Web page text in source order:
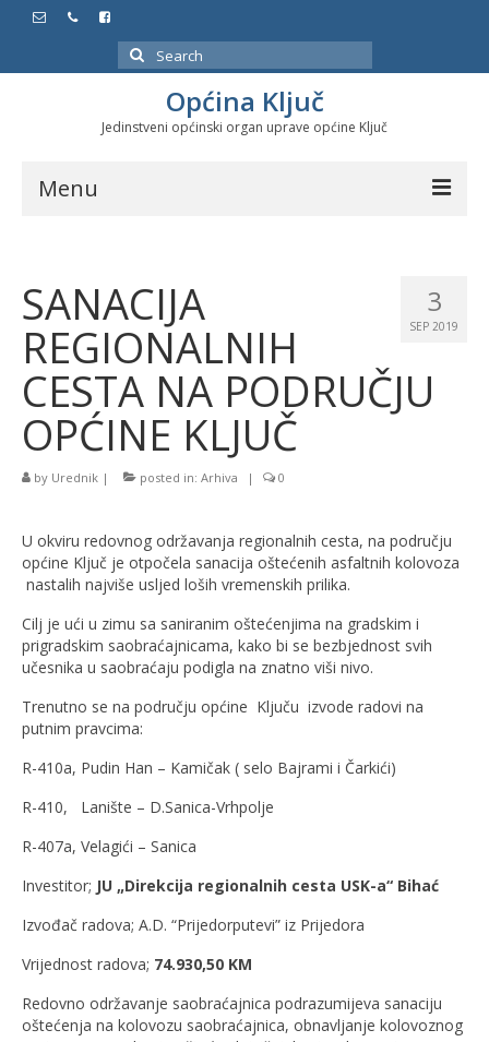
Search
for:
Općina Ključ
Jedinstveni općinski organ uprave općine Ključ
Menu
Službeni glasnici
Javne nabavke
Značajni datumi i manifestacije
Program energetske efikasnosti u stambenom
sektoru
3
SEP 2019
SANACIJA
REGIONALNIH
CESTA NA PODRUČJU
OPĆINE KLJUČ
by Urednik | posted in: Arhiva | 0
U okviru redovnog održavanja regionalnih cesta, na području
općine Ključ je otpočela sanacija oštećenih asfaltnih kolovoza
nastalih najviše usljed loših vremenskih prilika.
Cilj je ući u zimu sa saniranim oštećenjima na gradskim i
prigradskim saobraćajnicama, kako bi se bezbjednost svih
učesnika u saobraćaju podigla na znatno viši nivo.
Trenutno se na području općine Ključu izvode radovi na
putnim pravcima:
R-410a, Pudin Han – Kamičak ( selo Bajrami i Čarkići)
R-410, Lanište – D.Sanica-Vrhpolje
R-407a, Velagići – Sanica
Investitor; JU „Direkcija regionalnih cesta USK-a“ Bihać
Izvođač radova; A.D. “Prijedorputevi” iz Prijedora
Vrijednost radova; 74.930,50 KM
Redovno održavanje saobraćajnica podrazumijeva sanaciju
oštećenja na kolovozu saobraćajnica, obnavljanje kolovoznog